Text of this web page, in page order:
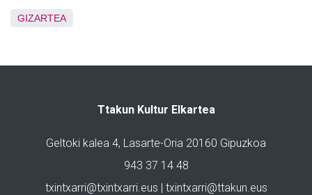
GIZARTEA
Ttakun Kultur Elkartea
Geltoki kalea 4, Lasarte-Oria 20160 Gipuzkoa
943 37 14 48
txintxarri@txintxarri.eus | txintxarri@ttakun.eus